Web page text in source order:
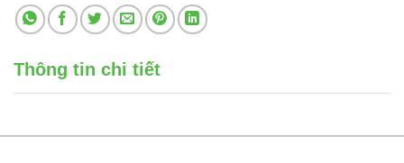
Thông tin chi tiết